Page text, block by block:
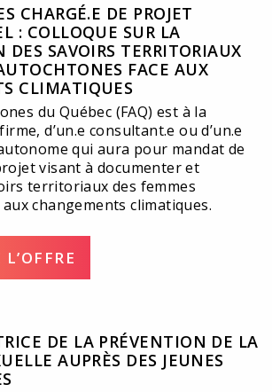
CHARGÉ.E DE PROJET
: COLLOQUE SUR LA
DES SAVOIRS TERRITORIAUX
FACE AUX
CLIMATIQUES
du Québec (FAQ) est à la
d’un.e consultant.e ou d’un.e
qui aura pour mandat de
visant à documenter et
territoriaux des femmes
changements climatiques.
DE LA PRÉVENTION DE LA
AUPRÈS DES JEUNES